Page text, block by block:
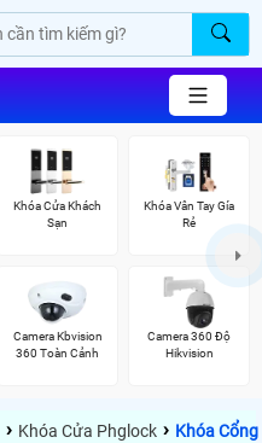
Khóa Cửa Khách
Sạn
Khóa Vân Tay Gía
Rẻ
Camera Kbvision
360 Toàn Cảnh
Camera 360 Độ
Hikvision
› Khóa Cửa Phglock › Khóa